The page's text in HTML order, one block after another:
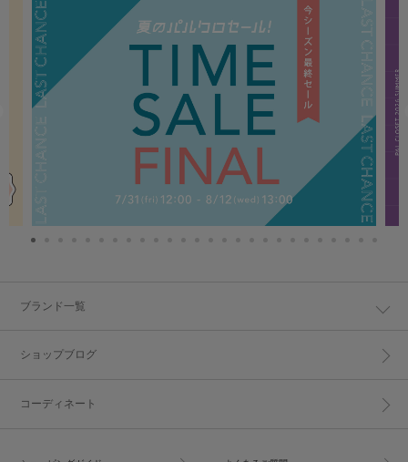
ブランド一覧
ショップブログ
コーディネート